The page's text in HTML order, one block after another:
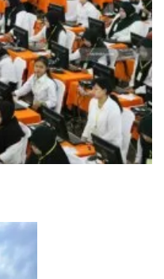
untuk pusat dan